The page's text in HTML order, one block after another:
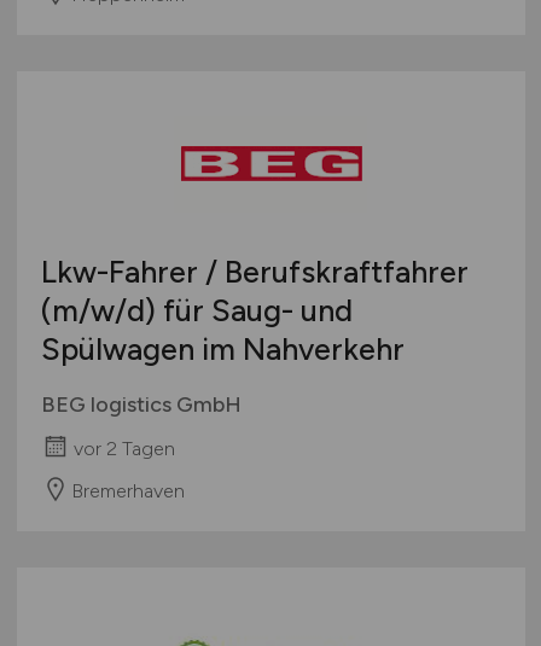
Lkw-Fahrer / Berufskraftfahrer
(m/w/d) für Saug- und
Spülwagen im Nahverkehr
BEG logistics GmbH
vor 2 Tagen
Bremerhaven